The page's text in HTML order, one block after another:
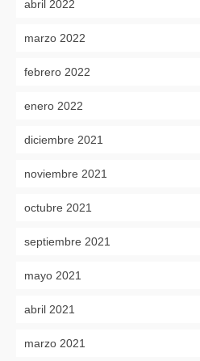
abril 2022
marzo 2022
febrero 2022
enero 2022
diciembre 2021
noviembre 2021
octubre 2021
septiembre 2021
mayo 2021
abril 2021
marzo 2021